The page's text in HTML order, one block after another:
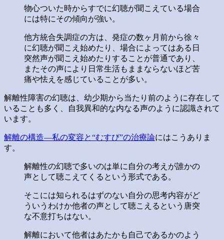
物心ついた時からすでに幻聴が聞こえている場合
には特にその傾向が強い。
他方統合失調症の方は、発症の数ヶ月前から徐々
に幻聴が聞こえ始めたり、場合によってはある日
突然声が聞こえ始めたりすることが普通であり、
またその声により日常生活もままならないほど苦
痛や怯えを感じていることが多い。
解離性障害の幻聴は、幼少期から当たり前のように存在して
いることも多く、自我異和的な内なる声のように認識されて
います。
解離の構造―私の変容と“むすび”の治療論にはこうありま
す。
解離性の幻聴で多いのは単に自分の考えが誰かの
声として聴こえてくるという形式である。
そこには知られるはずのない自分の思考内容がど
ういうわけか他者の声として聴こえるという唐突
な不意打ちはない。
解離において他者はあたかも自己であるかのよう